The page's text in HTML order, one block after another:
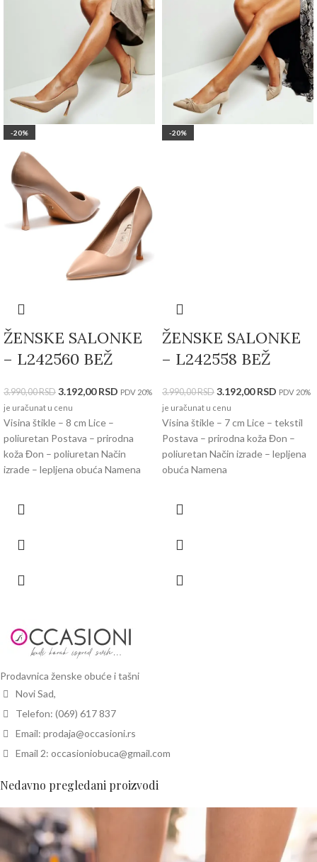
-20%
ŽENSKE SALONKE
– L242560 BEŽ
3.990,00RSD 3.192,00RSD PDV 20%
je uračunat u cenu
Visina štikle – 8 cm Lice –
poliuretan Postava – prirodna
koža Đon – poliuretan Način
izrade – lepljena obuća Namena
-20%
ŽENSKE SALONKE
– L242558 BEŽ
3.990,00RSD 3.192,00RSD PDV 20%
je uračunat u cenu
Visina štikle – 7 cm Lice – tekstil
Postava – prirodna koža Đon –
poliuretan Način izrade – lepljena
obuća Namena
Prodavnica ženske obuće i tašni
Novi Sad,
Telefon: (069) 617 837
Email: prodaja@occasioni.rs
Email 2: occasioniobuca@gmail.com
Nedavno pregledani proizvodi